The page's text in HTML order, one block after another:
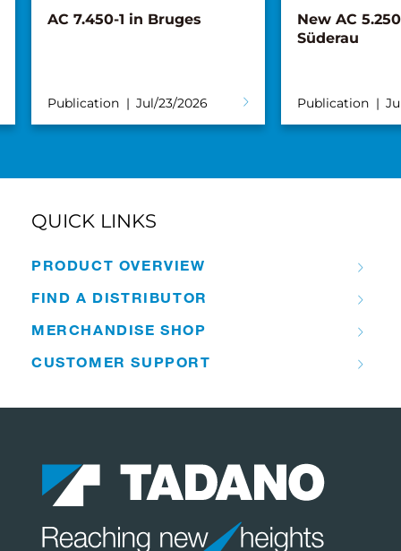
AC 7.450-1 in Bruges
Publication Jul/23/2026
New AC
Süderau
Publication
QUICK LINKS
PRODUCT OVERVIEW
FIND A DISTRIBUTOR
MERCHANDISE SHOP
CUSTOMER SUPPORT